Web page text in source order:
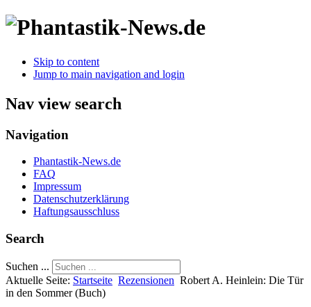
Skip to content
Jump to main navigation and login
Nav view search
Navigation
Phantastik-News.de
FAQ
Impressum
Datenschutzerklärung
Haftungsausschluss
Search
Suchen ...
Aktuelle Seite: Startseite Rezensionen Robert A. Heinlein: Die Tür
in den Sommer (Buch)